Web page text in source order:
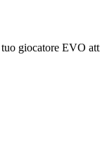
giocatore EVO